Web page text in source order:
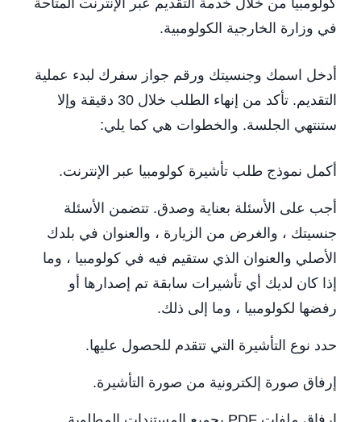
كولومبيا من خلال خدمة التقديم عبر الإنترنت المتاحة
في وزارة الخارجية الكولومبية.
أدخل اسمك وجنسيتك ورقم جواز سفرك لبدء عملية
التقديم. تأكد من إنهاء الطلب خلال 30 دقيقة وإلا
ستنتهي الجلسة. والخطوات هي كما يلي:
أكمل نموذج طلب تأشيرة كولومبيا عبر الإنترنت.
أجب على الأسئلة بعناية وصدق. تتضمن الأسئلة
جنسيتك ، والغرض من الزيارة ، والعنوان في بلدك
الأصلي والعنوان الذي ستقيم فيه في كولومبيا ، وما
إذا كان لديك أي تأشيرات سابقة تم إصدارها أو
رفضها لكولومبيا ، وما إلى ذلك.
حدد نوع التأشيرة التي تتقدم للحصول عليها.
إرفاق صورة إلكترونية من صورة التأشيرة.